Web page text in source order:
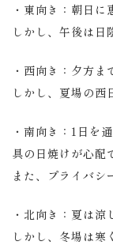
・東向き：朝日に
しかし、午後は日
・西向き：夕方ま
しかし、夏場の西
・南向き：1日を
具の日焼けが心配
また、プライバシ
・北向き：夏は涼
しかし、冬場は寒